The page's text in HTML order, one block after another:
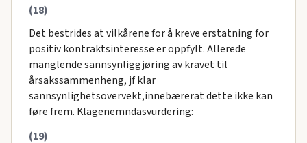
(18)
Det bestrides at vilkårene for å kreve erstatning for
positiv kontraktsinteresse er oppfylt. Allerede
manglende sannsynliggjøring av kravet til
årsakssammenheng, jf klar
sannsynlighetsovervekt,innebærerat dette ikke kan
føre frem. Klagenemndasvurdering:
(19)